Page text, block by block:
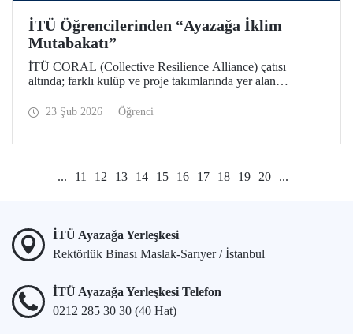
İTÜ Öğrencilerinden “Ayazağa İklim
Mutabakatı”
İTÜ CORAL (Collective Resilience Alliance) çatısı
altında; farklı kulüp ve proje takımlarında yer alan
bütünleşik bir yaklaşımla ele alındığı COP31 Komisyonu
23 Şub 2026 Öğrenci
... 11 12 13 14 15 16 17 18 19 20 ...
İTÜ Ayazağa Yerleşkesi
Rektörlük Binası Maslak-Sarıyer / İstanbul
İTÜ Ayazağa Yerleşkesi Telefon
0212 285 30 30 (40 Hat)